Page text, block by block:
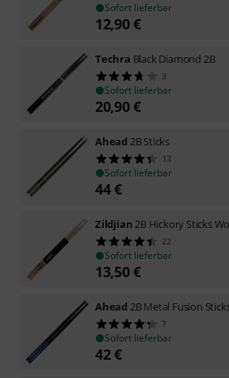
Sofort lieferbar
12,90€
Techra Black Diamond 2B
3
Sofort lieferbar
20,90€
Ahead 2B Sticks
13
Sofort lieferbar
44€
Zildjian 2B Hickory Sticks
22
Sofort lieferbar
13,50€
Ahead 2B Metal Fusion
7
Sofort lieferbar
42€